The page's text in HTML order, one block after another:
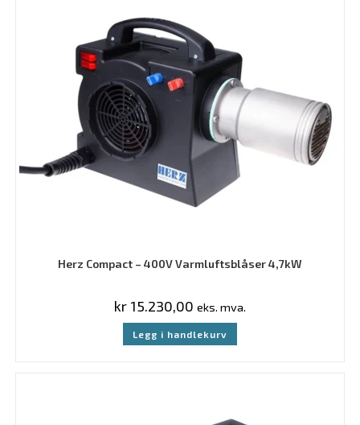
Herz Compact – 400V Varmluftsblåser 4,7kW
kr 15.230,00 eks. mva.
Legg i handlekurv